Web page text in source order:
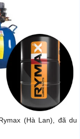
(Hà Lan), đã du